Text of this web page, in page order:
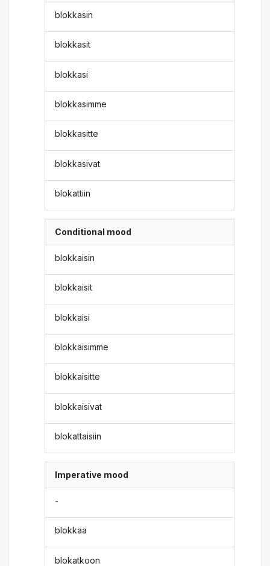
blokkasin
blokkasit
blokkasi
blokkasimme
blokkasitte
blokkasivat
blokattiin
Conditional mood
blokkaisin
blokkaisit
blokkaisi
blokkaisimme
blokkaisitte
blokkaisivat
blokattaisiin
Imperative mood
-
blokkaa
blokatkoon